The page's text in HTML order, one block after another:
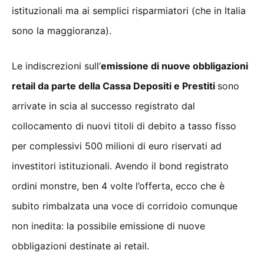
istituzionali ma ai semplici risparmiatori (che in Italia
sono la maggioranza).
Le indiscrezioni sull’emissione di nuove obbligazioni
retail da parte della Cassa Depositi e Prestiti sono
arrivate in scia al successo registrato dal
collocamento di nuovi titoli di debito a tasso fisso
per complessivi 500 milioni di euro riservati ad
investitori istituzionali. Avendo il bond registrato
ordini monstre, ben 4 volte l’offerta, ecco che è
subito rimbalzata una voce di corridoio comunque
non inedita: la possibile emissione di nuove
obbligazioni destinate ai retail.